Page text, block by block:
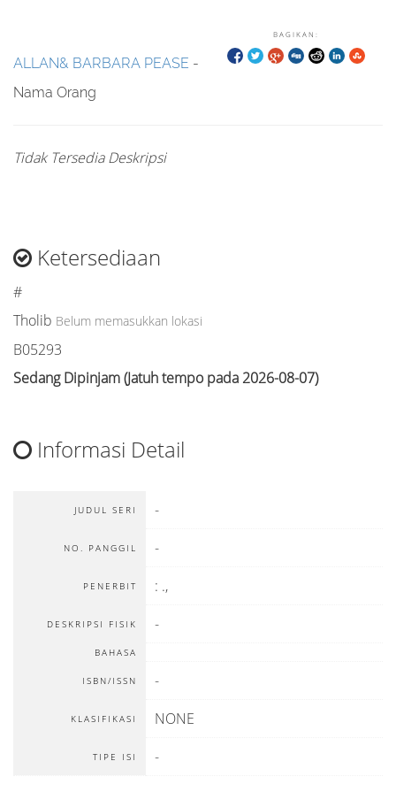
BAGIKAN:
ALLAN& BARBARA PEASE -
Nama Orang
Tidak Tersedia Deskripsi
Ketersediaan
#
Tholib Belum memasukkan lokasi
B05293
Sedang Dipinjam (Jatuh tempo pada 2026-08-07)
Informasi Detail
JUDUL SERI -
NO. PANGGIL -
PENERBIT : .,
DESKRIPSI FISIK -
BAHASA
ISBN/ISSN -
KLASIFIKASI NONE
TIPE ISI -